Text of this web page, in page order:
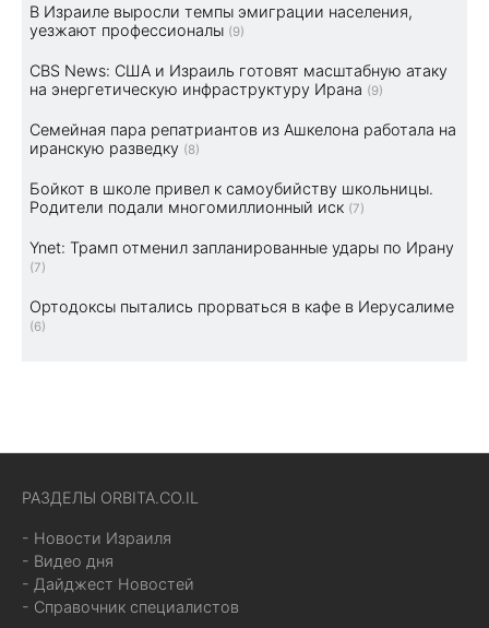
В Израиле выросли темпы эмиграции населения,
уезжают профессионалы (9)
CBS News: США и Израиль готовят масштабную атаку
на энергетическую инфраструктуру Ирана (9)
Семейная пара репатриантов из Ашкелона работала на
иранскую разведку (8)
Бойкот в школе привел к самоубийству школьницы.
Родители подали многомиллионный иск (7)
Ynet: Трамп отменил запланированные удары по Ирану
(7)
Ортодоксы пытались прорваться в кафе в Иерусалиме
(6)
РАЗДЕЛЫ ORBITA.CO.IL
- Новости Израиля
- Видео дня
- Дайджест Новостей
- Справочник специалистов